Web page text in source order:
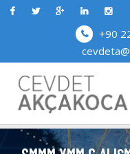
+90